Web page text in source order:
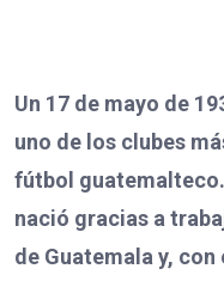
Un 17 de mayo de
uno de los clubes
fútbol
nació gracias a
de Guatemala y, con